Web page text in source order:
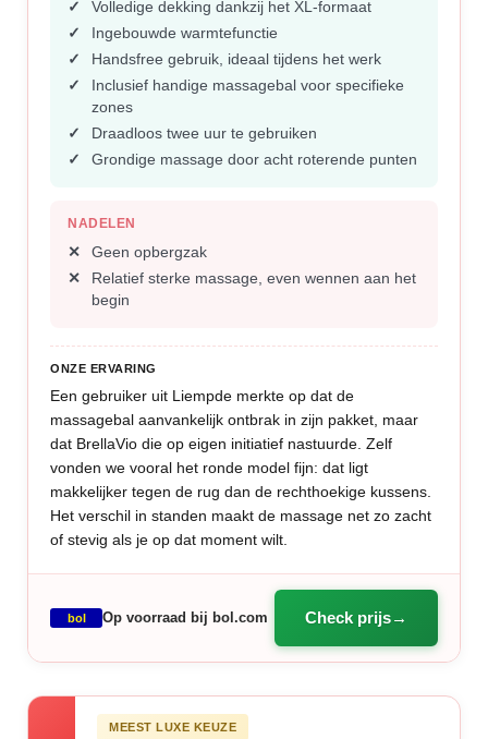
Volledige dekking dankzij het XL-formaat
Ingebouwde warmtefunctie
Handsfree gebruik, ideaal tijdens het werk
Inclusief handige massagebal voor specifieke
zones
Draadloos twee uur te gebruiken
Grondige massage door acht roterende punten
NADELEN
Geen opbergzak
Relatief sterke massage, even wennen aan het
begin
ONZE ERVARING
Een gebruiker uit Liempde merkte op dat de
massagebal aanvankelijk ontbrak in zijn pakket, maar
dat BrellaVio die op eigen initiatief nastuurde. Zelf
vonden we vooral het ronde model fijn: dat ligt
makkelijker tegen de rug dan de rechthoekige kussens.
Het verschil in standen maakt de massage net zo zacht
of stevig als je op dat moment wilt.
bol Op voorraad bij bol.com Check prijs
MEEST LUXE KEUZE